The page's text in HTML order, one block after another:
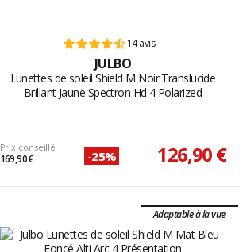
14 avis
JULBO
Lunettes de soleil Shield M Noir Translucide
Brillant Jaune Spectron Hd 4 Polarized
Prix conseillé
169,90 € -25% 126,90 €
Adaptable à la vue